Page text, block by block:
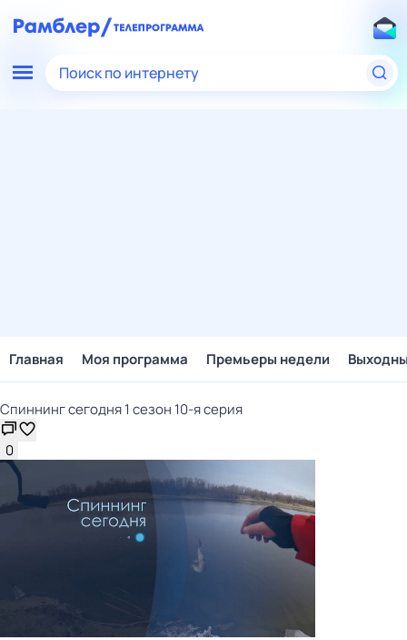
Поиск по интернету
Главная Моя программа Премьеры недели
Спиннинг сегодня 1 сезон 10-я серия
0